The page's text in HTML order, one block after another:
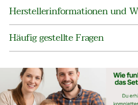
Herstellerinformationen und
Häufig gestellte Fragen